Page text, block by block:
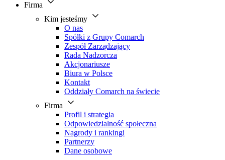
Firma
Kim jesteśmy
O nas
Spółki z Grupy Comarch
Zespół Zarządzający
Rada Nadzorcza
Akcjonariusze
Biura w Polsce
Kontakt
Oddziały Comarch na świecie
Firma
Profil i strategia
Odpowiedzialność społeczna
Nagrody i rankingi
Partnerzy
Dane osobowe